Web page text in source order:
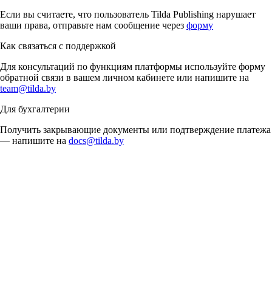
Если вы считаете, что пользователь Tilda Publishing нарушает
ваши права, отправьте нам сообщение через форму
Как связаться с поддержкой
Для консультаций по функциям платформы используйте форму
обратной связи в вашем личном кабинете или напишите на
team@tilda.by
Для бухгалтерии
Получить закрывающие документы или подтверждение платежа
— напишите на docs@tilda.by